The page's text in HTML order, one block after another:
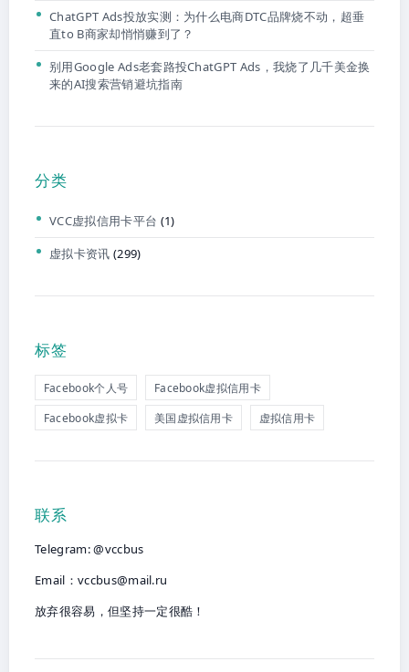
ChatGPT Ads投放实测：为什么电商DTC品牌烧不动，超垂
直to B商家却悄悄赚到了？
别用Google Ads老套路投ChatGPT Ads，我烧了几千美金换
来的AI搜索营销避坑指南
分类
VCC虚拟信用卡平台 (1)
虚拟卡资讯 (299)
标签
Facebook个人号
Facebook虚拟信用卡
Facebook虚拟卡
美国虚拟信用卡 虚拟信用卡
联系
Telegram: @vccbus
Email： vccbus@mail.ru
放弃很容易，但坚持一定很酷！